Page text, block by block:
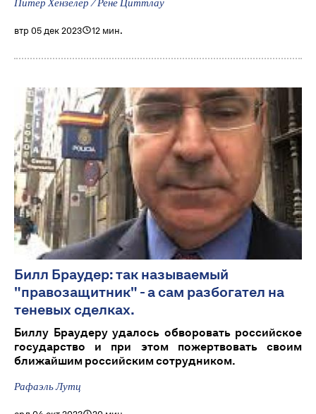
Питер Хензелер / Рене Циттлау
втр 05 дек 2023 12 мин.
Билл Браудер: так называемый
"правозащитник" - а сам разбогател на
теневых сделках.
Биллу Браудеру удалось обворовать российское
государство и при этом пожертвовать своим
ближайшим российским сотрудником.
Рафаэль Лутц